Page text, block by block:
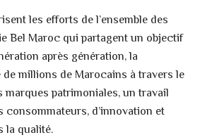
les efforts de l’ensemble des
Bel Maroc qui partagent un objectif
après génération, la
millions de Marocains à travers le
marques patrimoniales, un travail
consommateurs, d’innovation et
la qualité.